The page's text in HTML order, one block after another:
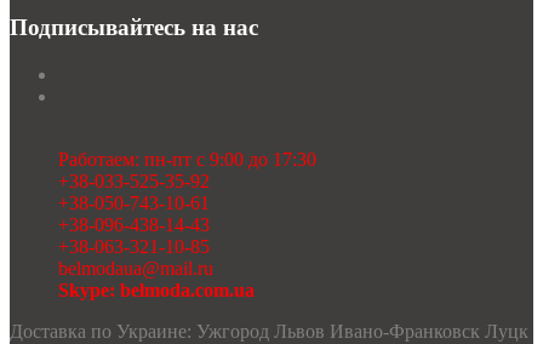
Подписывайтесь на нас
Работаем: пн-пт с 9:00 до 17:30
+38-033-525-35-92
+38-050-743-10-61
+38-096-438-14-43
+38-063-321-10-85
belmodaua@mail.ru
Skype: belmoda.com.ua
Доставка по Украине: Ужгород Львов Ивано-Франковск Луцк